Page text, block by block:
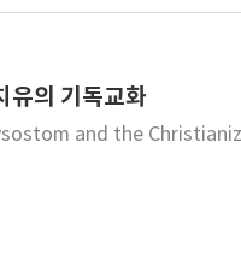
으로 ‘하와이농장주협회
채우거나 그들의 세력을 희
교사 조지 히버 존스
농장주협회 임원들과 만났던
선 국왕 고종을 설득하여 유
답하였던 것이다. 존스는 자
다도 미국감리교회의 하와
극적으로 응답되었다. 재정이
유의 기독교화
and the